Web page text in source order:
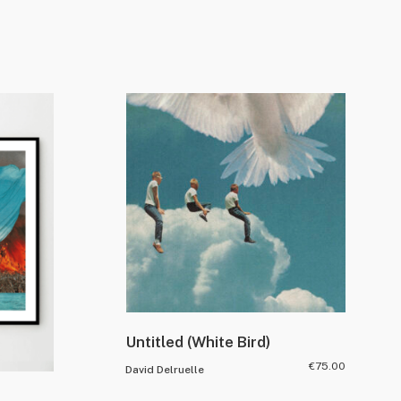
Untitled (White Bird)
David Delruelle €75.00